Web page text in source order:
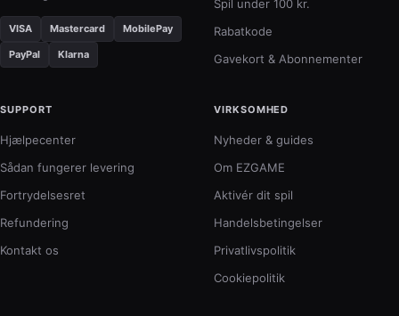
VISA Mastercard MobilePay
PayPal Klarna
Spil under 100 kr.
Rabatkode
Gavekort & Abonnementer
SUPPORT
Hjælpecenter
Sådan fungerer levering
Fortrydelsesret
Refundering
Kontakt os
VIRKSOMHED
Nyheder & guides
Om EZGAME
Aktivér dit spil
Handelsbetingelser
Privatlivspolitik
Cookiepolitik